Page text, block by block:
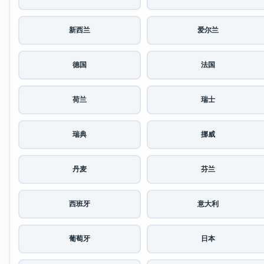
新西兰 爱尔兰
德国 法国
荷兰 瑞士
瑞典 挪威
丹麦 芬兰
西班牙 意大利
葡萄牙 日本